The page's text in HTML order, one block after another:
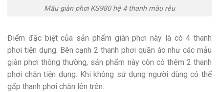
Mẫu giàn phơi KS980 hệ 4 thanh màu rêu
Điểm đặc biệt của sản phẩm giàn phơi này là có 4 thanh
phơi tiện dụng. Bên cạnh 2 thanh phơi quần áo như các mẫu
giàn phơi thông thường, sản phẩm này còn có thêm 2 thanh
phơi chăn tiện dụng. Khi không sử dụng người dùng có thể
gấp thanh phơi chăn lên trên.